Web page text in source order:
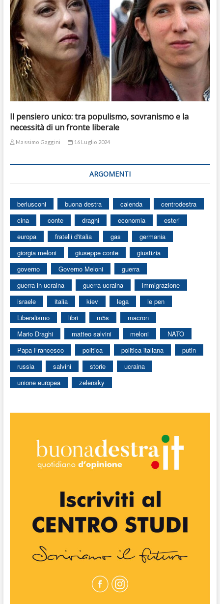
Il pensiero unico: tra populismo, sovranismo e la
necessità di un fronte liberale
Massimo Gaggini 16 Luglio 2024
ARGOMENTI
berlusconi buona destra calenda
centrodestra
cina
conte draghi economia
esteri
europa
fratelli d'italia gas
germania
giorgia meloni
giuseppe conte
giustizia
governo
Governo Meloni
guerra
guerra in ucraina
guerra ucraina
immigrazione
israele
italia kiev lega
le pen
Liberalismo
libri m5s
macron
Mario Draghi
matteo salvini meloni
NATO
Papa Francesco
politica politica italiana
putin
russia
salvini storie
ucraina
unione europea
zelensky